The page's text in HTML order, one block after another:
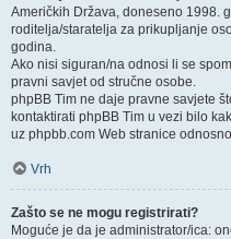
Američkih Država, doneseno 1998.
roditelja/staratelja za prikupljanje
godina.
Ako nisi siguran/na odnosi li se
pravni savjet od stručne osobe.
phpBB Tim ne daje pravne savjete
kontaktirati phpBB Tim u vezi bilo
uz phpbb.com Web stranice
Vrh
Zašto se ne mogu registrirati?
Moguće je da je administrator/ica: